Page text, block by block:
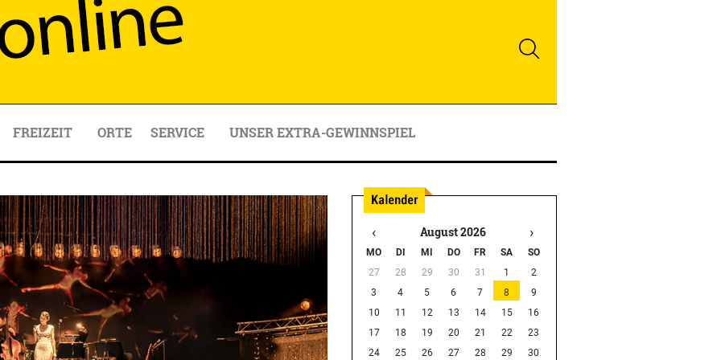
FREIZEIT ORTE SERVICE UNSER EXTRA-GEWINNSPIEL
‹ August 2026 ›
MO DI MI DO FR SA
SO
27
28 29 30 31 1
2
3
4 5 6 7 8
9
10
11 12 13 14 15
16
17
18 19 20 21 22
23
24
25 26 27 28 29 30